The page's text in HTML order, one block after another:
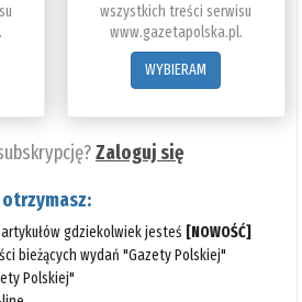
wszystkich treści serwisu
www.gazetapolska.pl.
WYBIERAM
Zaloguj się
gdziekolwiek jesteś [NOWOŚĆ]
bieżących wydań "Gazety Polskiej"
Polskiej"